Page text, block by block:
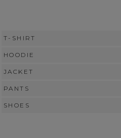
T-SHIRT
HOODIE
JACKET
PANTS
SHOES